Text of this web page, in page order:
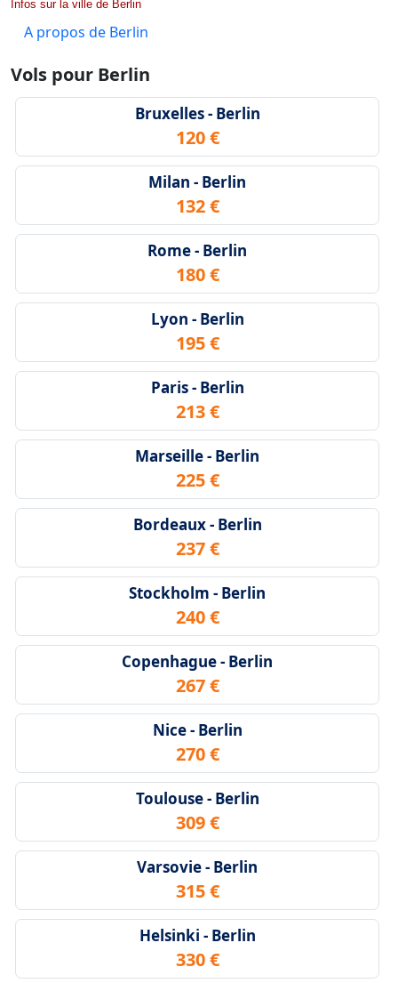
Infos sur la ville de Berlin
A propos de Berlin
Vols pour Berlin
Bruxelles - Berlin
120 €
Milan - Berlin
132 €
Rome - Berlin
180 €
Lyon - Berlin
195 €
Paris - Berlin
213 €
Marseille - Berlin
225 €
Bordeaux - Berlin
237 €
Stockholm - Berlin
240 €
Copenhague - Berlin
267 €
Nice - Berlin
270 €
Toulouse - Berlin
309 €
Varsovie - Berlin
315 €
Helsinki - Berlin
330 €